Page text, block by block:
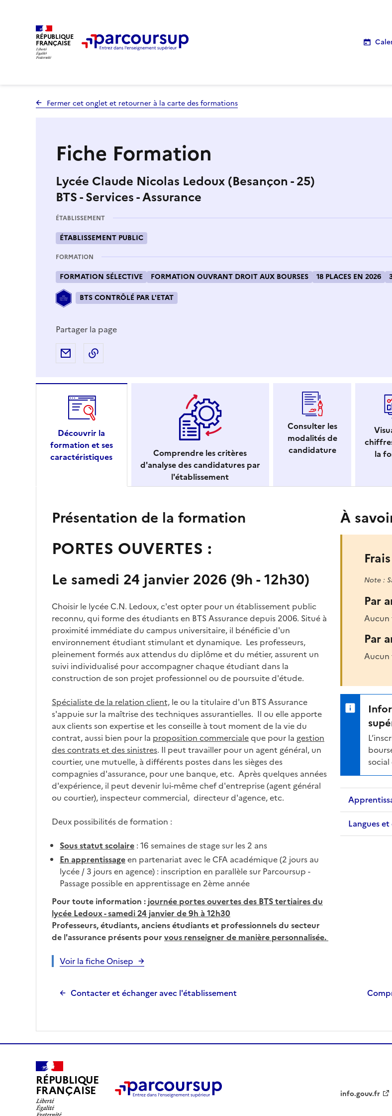
RÉPUBLIQUE
FRANÇAISE
Fermer cet onglet et retourner à la carte des formations
Fiche Formation
Lycée Claude Nicolas Ledoux (Besançon - 25)
BTS - Services - Assurance
ÉTABLISSEMENT
ÉTABLISSEMENT PUBLIC
FORMATION
FORMATION SÉLECTIVE FORMATION OUVRANT DROIT AUX BOURSES 18 PLACES EN 2026
BTS CONTRÔLÉ PAR L'ETAT
Partager la page
Partager par e-mail
Découvrir la
formation et ses
caractéristiques
Comprendre les critères
d'analyse des candidatures par
l'établissement
Consulter les
modalités de
candidature
la
Présentation de la formation
PORTES OUVERTES :
Le samedi 24 janvier 2026 (9h - 12h30)
Choisir le lycée C.N. Ledoux, c'est opter pour un établissement public
reconnu, qui forme des étudiants en BTS Assurance depuis 2006. Situé à
proximité immédiate du campus universitaire, il bénéficie d'un
environnement étudiant stimulant et dynamique. Les professeurs,
pleinement formés aux attendus du diplôme et du métier, assurent un
suivi individualisé pour accompagner chaque étudiant dans la
construction de son projet professionnel ou de poursuite d'étude.
Spécialiste de la relation client, le ou la titulaire d'un BTS Assurance
s'appuie sur la maîtrise des techniques assurantielles. Il ou elle apporte
aux clients son expertise et les conseille à tout moment de la vie du
contrat, aussi bien pour la proposition commercialeque pour la gestion
des contrats et des sinistres. Il peut travailler pour un agent général, un
courtier, une mutuelle, à différents postes dans les sièges des
compagnies d'assurance, pour une banque, etc. Après quelques années
d'expérience, il peut devenir lui-même chef d'entreprise (agent général
ou courtier), inspecteur commercial, directeur d'agence, etc.
Deux possibilités de formation :
Sous statut scolaire : 16 semaines de stage sur les 2 ans
En apprentissageen partenariat avec le CFA académique (2 jours au
lycée / 3 jours en agence) : inscription en parallèle sur Parcoursup -
Passage possible en apprentissage en 2ème année
Pour toute information : journée portes ouvertes des BTS tertiaires du
lycée Ledoux - samedi 24 janvier de 9h à 12h30
Professeurs, étudiants, anciens étudiants et professionnels du secteur
de l'assurance présents pour vous renseigner de manière personnalisée.
Voir la fiche Onisep
À
Note :
Par
Aucun
Par
Aucun
Langues
Contacter et échanger avec l'établissement
RÉPUBLIQUE
FRANÇAISE info.gouv.fr